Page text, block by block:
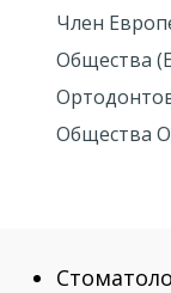
Член
Общества
Общества